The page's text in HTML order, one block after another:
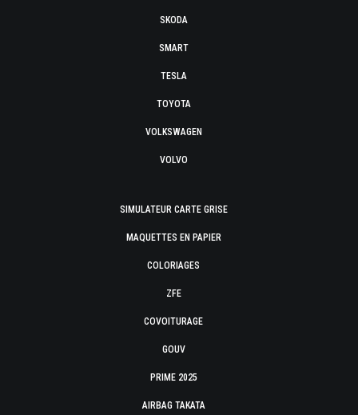
SKODA
SMART
TESLA
TOYOTA
VOLKSWAGEN
VOLVO
SIMULATEUR CARTE GRISE
MAQUETTES EN PAPIER
COLORIAGES
ZFE
COVOITURAGE
GOUV
PRIME 2025
AIRBAG TAKATA